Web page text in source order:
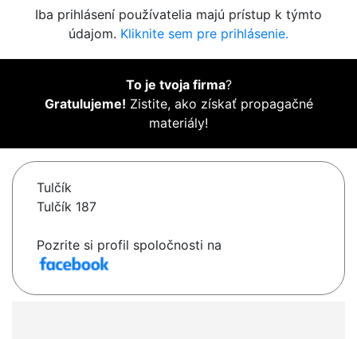
Iba prihlásení používatelia majú prístup k týmto
údajom. Kliknite sem pre prihlásenie.
To je tvoja firma?
Gratulujeme! Zistite, ako získať propagačné
materiály!
Tulčík
Tulčík 187
Pozrite si profil spoločnosti na